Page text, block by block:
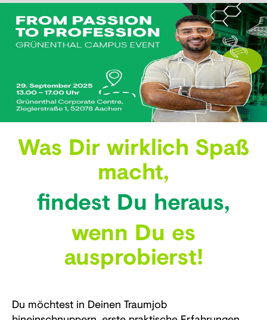
Was Dir wirklich Spaß
macht,
findest Du heraus,
wenn Du es
ausprobierst!
Du möchtest in Deinen Traumjob